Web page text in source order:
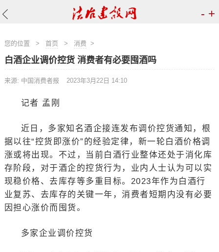
- +
您的位置 > 首页 > 消费 >
白酒企业调价控货 消费者有必要囤酒吗
来源: 中国消费者报 2023年3月22日 14:10
记者 孟刚
近日，多家知名酒企接连发布调价控货通知，根
据以往“控货即涨价”的经验定律，新一轮白酒价格调
涨或将出现。不过，当前白酒行业整体还处于消化库
存阶段，对于酒企的控货行为，业内人士认为可以实
现稳价格、去库存等多重目标。2023年作为白酒行
业复苏、去库存的关键一年，消费者短期内没有必要
因担心涨价而囤货。
多家企业调价控货